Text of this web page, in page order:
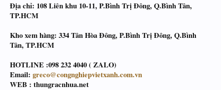
Địa chỉ: 108 Liên khu 10-11, P.Bình Trị Đông, Q.Bình Tân,
TP.HCM
Kho xem hàng: 334 Tân Hòa Đông, P.Bình Trị Đông, Q.Bình
Tân, TP.HCM
HOTLINE :098 232 4040 ( ZALO)
Email: greco@congnghiepvietxanh.com.vn
WEB : thungracnhua.net